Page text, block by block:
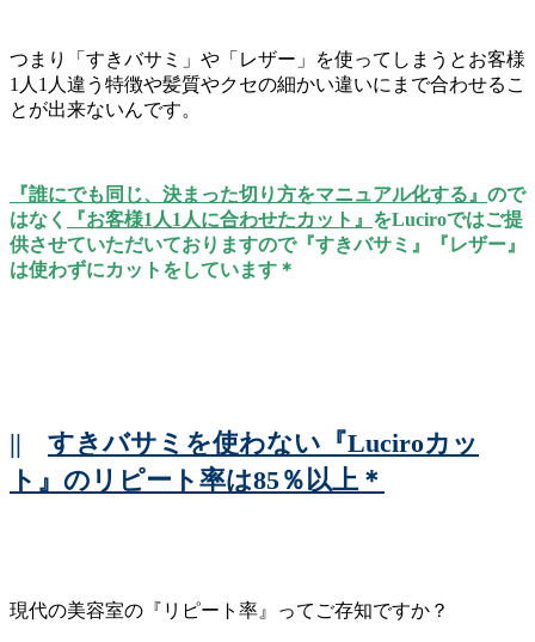
つまり「すきバサミ」や「レザー」を使ってしまうとお客様
1人1人違う特徴や髪質やクセの細かい違いにまで合わせるこ
とが出来ないんです。
『誰にでも同じ、決まった切り方をマニュアル化する』 ので
はなく
『お客様1人1人に合わせたカット』 をLuciroではご提
供させていただいておりますので『すきバサミ』『レザー』
は使わずにカットをしています＊
|| すきバサミを使わない『Luciroカッ
ト』のリピート率は85％以上＊
現代の美容室の『リピート率』ってご存知ですか？